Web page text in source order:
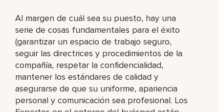
Al margen de cuál sea su puesto, hay una
serie de cosas fundamentales para el éxito
(garantizar un espacio de trabajo seguro,
seguir las directrices y procedimientos de la
compañía, respetar la confidencialidad,
mantener los estándares de calidad y
asegurarse de que su uniforme, apariencia
personal y comunicación sea profesional. Los